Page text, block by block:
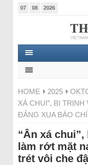
07 08 2026
HOME 2025
XÁ CHUI”, BỊ
ĐẢNG XUA BÁO
“Ân xá
làm rớt mặt
trét vôi che